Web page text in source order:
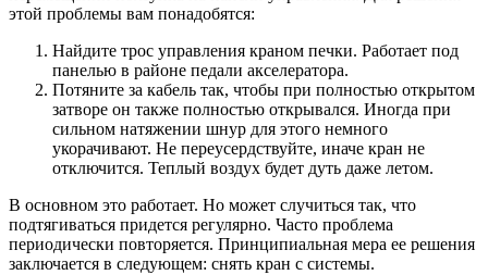
этой проблемы вам понадобятся:
Найдите трос управления краном печки. Работает под
панелью в районе педали акселератора.
Потяните за кабель так, чтобы при полностью открытом
затворе он также полностью открывался. Иногда при
сильном натяжении шнур для этого немного
укорачивают. Не переусердствуйте, иначе кран не
отключится. Теплый воздух будет дуть даже летом.
В основном это работает. Но может случиться так, что
подтягиваться придется регулярно. Часто проблема
периодически повторяется. Принципиальная мера ее решения
заключается в следующем: снять кран с системы.